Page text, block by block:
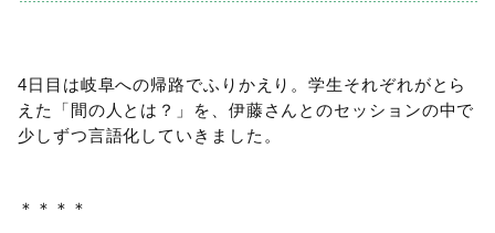
4日目は岐阜への帰路でふりかえり。学生それぞれがとら
えた「間の人とは？」を、伊藤さんとのセッションの中で
少しずつ言語化していきました。
＊＊＊＊